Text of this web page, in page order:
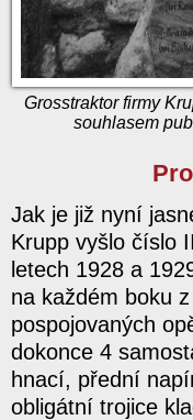
Grosstraktor firmy
souhlasem
Jak je již nyní
Krupp vyšlo číslo
letech 1928 a
na každém boku
pospojovaných
dokonce 4
hnací, přední
obligátní trojice